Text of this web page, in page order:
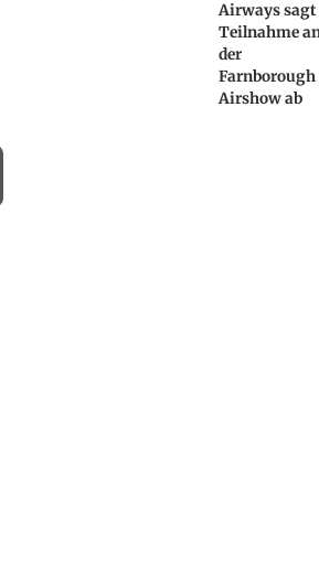
Airways sagt
Teilnahme
der
Farnborough
Airshow ab